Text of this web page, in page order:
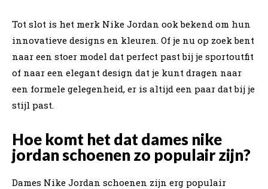
Tot slot is het merk Nike Jordan ook bekend om hun
innovatieve designs en kleuren. Of je nu op zoek bent
naar een stoer model dat perfect past bij je sportoutfit
of naar een elegant design dat je kunt dragen naar
een formele gelegenheid, er is altijd een paar dat bij je
stijl past.
Hoe komt het dat dames nike
jordan schoenen zo populair zijn?
Dames Nike Jordan schoenen zijn erg populair